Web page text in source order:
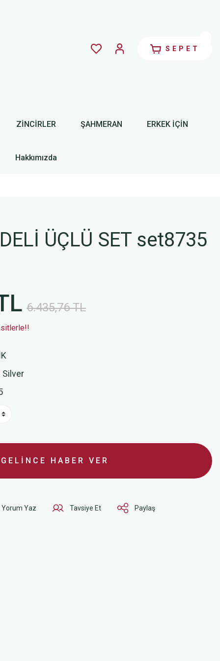
SEPET
ZİNCİRLER ŞAHMERAN ERKEK İÇİN
Hakkımızda
ÜÇLÜ SET set8735
6.435,76 TL
Silver
GELİNCE HABER VER
Yorum Yaz Tavsiye Et Paylaş